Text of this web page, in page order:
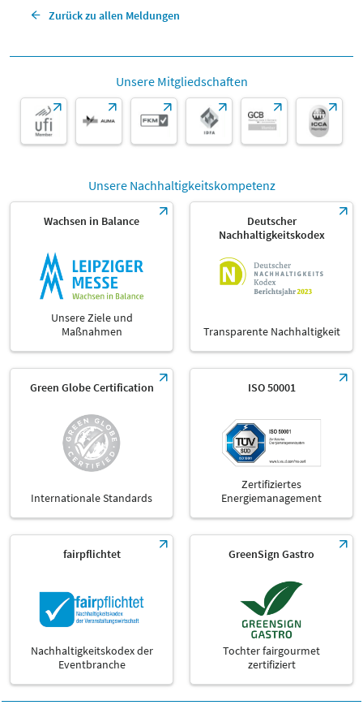
Zurück zu allen Meldungen
Unsere Mitgliedschaften
Unsere Nachhaltigkeitskompetenz
Wachsen in Balance
Unsere Ziele und
Maßnahmen
Deutscher
Nachhaltigkeitskodex
Transparente Nachhaltigkeit
Green Globe Certification
Internationale Standards
ISO 50001
Zertifiziertes
Energiemanagement
fairpflichtet
Nachhaltigkeitskodex der
Eventbranche
GreenSign Gastro
Tochter fairgourmet
zertifiziert